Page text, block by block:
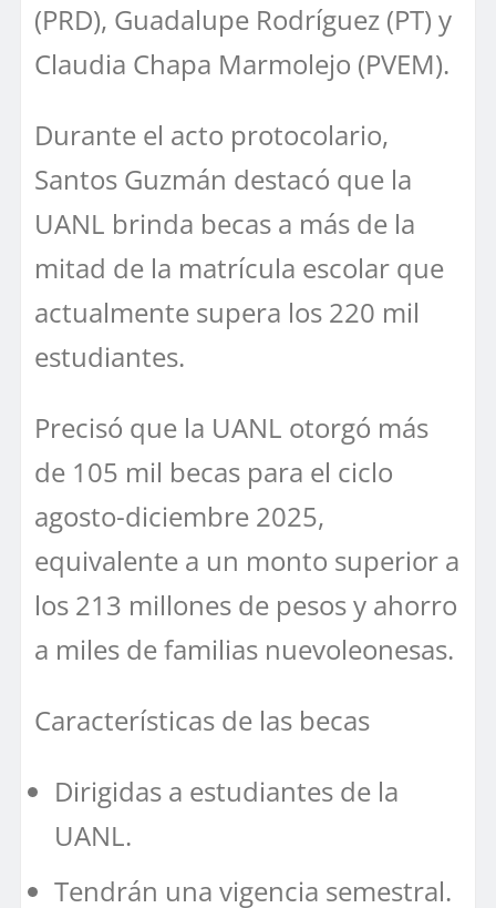
(PRD), Guadalupe Rodríguez (PT) y
Claudia Chapa Marmolejo (PVEM).
Durante el acto protocolario,
Santos Guzmán destacó que la
UANL brinda becas a más de la
mitad de la matrícula escolar que
actualmente supera los 220 mil
estudiantes.
Precisó que la UANL otorgó más
de 105 mil becas para el ciclo
agosto-diciembre 2025,
equivalente a un monto superior a
los 213 millones de pesos y ahorro
a miles de familias nuevoleonesas.
Características de las becas
Dirigidas a estudiantes de la
UANL.
Tendrán una vigencia semestral.